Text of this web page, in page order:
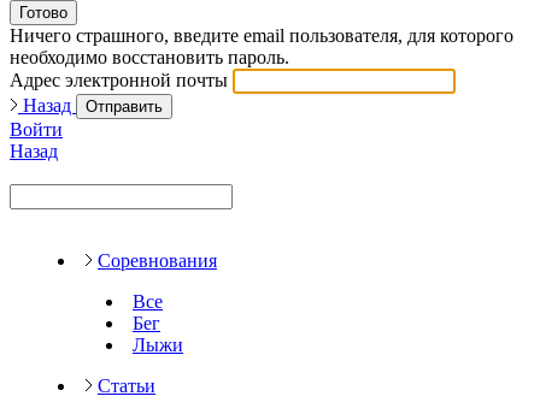
Готово
Ничего страшного, введите email пользователя, для которого
необходимо восстановить пароль.
Адрес электронной почты
Назад
Отправить
Войти
Назад
Соревнования
Все
Бег
Лыжи
Статьи